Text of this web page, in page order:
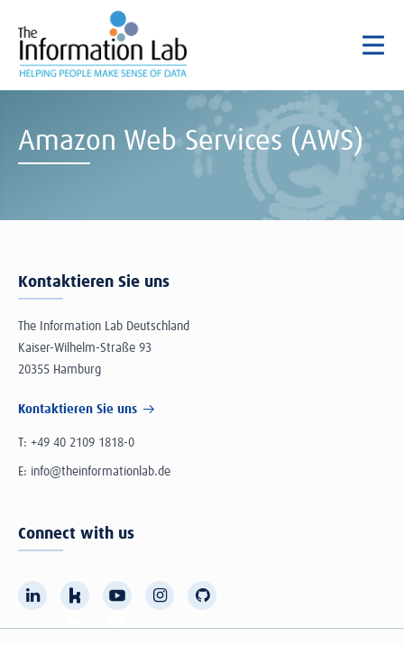
Amazon Web Services (AWS)
Kontaktieren Sie uns
The Information Lab Deutschland
Kaiser-Wilhelm-Straße 93
20355 Hamburg
Kontaktieren Sie uns
T: +49 40 2109 1818-0
E: info@theinformationlab.de
Connect with us